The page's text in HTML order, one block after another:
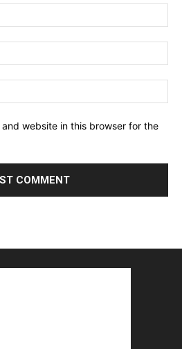
and website in this browser for the